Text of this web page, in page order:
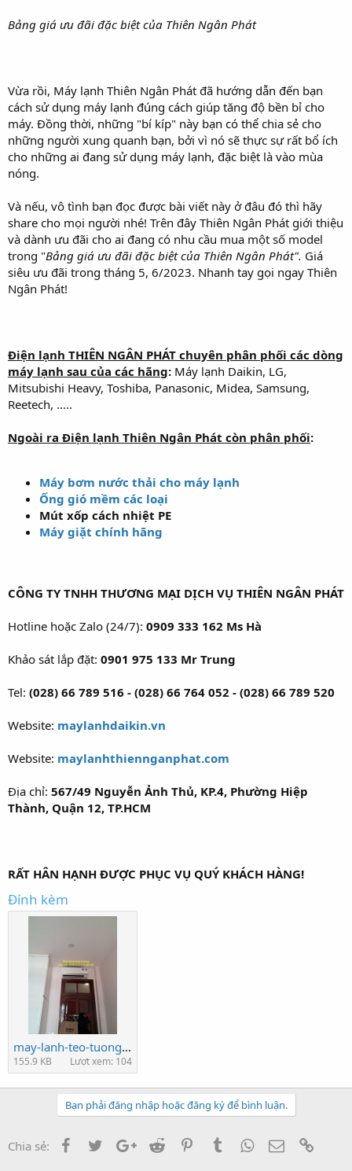
Bảng giá ưu đãi đặc biệt của Thiên Ngân Phát
Vừa rồi, Máy lạnh Thiên Ngân Phát đã hướng dẫn đến bạn
cách sử dụng máy lạnh đúng cách giúp tăng độ bền bỉ cho
máy. Đồng thời, những "bí kíp" này bạn có thể chia sẻ cho
những người xung quanh bạn, bởi vì nó sẽ thực sự rất bổ ích
cho những ai đang sử dụng máy lạnh, đặc biệt là vào mùa
nóng.
Và nếu, vô tình bạn đọc được bài viết này ở đâu đó thì hãy
share cho mọi người nhé! Trên đây Thiên Ngân Phát giới thiệu
và dành ưu đãi cho ai đang có nhu cầu mua một số model
trong "Bảng giá ưu đãi đặc biệt của Thiên Ngân Phát". Giá
siêu ưu đãi trong tháng 5, 6/2023. Nhanh tay gọi ngay Thiên
Ngân Phát!
Điện lạnh THIÊN NGÂN PHÁT chuyên phân phối các dòng
máy lạnh sau của các hãng: Máy lạnh Daikin, LG,
Mitsubishi Heavy, Toshiba, Panasonic, Midea, Samsung,
Reetech, .....
Ngoài ra Điện lạnh Thiên Ngân Phát còn phân phối:
Máy bơm nước thải cho máy lạnh
Ống gió mềm các loại
Mút xốp cách nhiệt PE
Máy giặt chính hãng
CÔNG TY TNHH THƯƠNG MẠI DỊCH VỤ THIÊN NGÂN PHÁT
Hotline hoặc Zalo (24/7): 0909 333 162 Ms Hà
Khảo sát lắp đặt: 0901 975 133 Mr Trung
Tel: (028) 66 789 516 - (028) 66 764 052 - (028) 66 789 520
Website: maylanhdaikin.vn
Website: maylanhthiennganphat.com
Địa chỉ: 567/49 Nguyễn Ảnh Thủ, KP.4, Phường Hiệp
Thành, Quận 12, TP.HCM
RẤT HÂN HẠNH ĐƯỢC PHỤC VỤ QUÝ KHÁCH HÀNG!
Đính kèm
may-lanh-teo-tuong-va-mot-so-luu-y.jpg
155.9 KB Lượt xem: 104
Bạn phải đăng nhập hoặc đăng ký để bình luận.
Chia sẻ: FacebookTwitterGoogle+
Reddit PinterestTumblrWhatsApp
Email